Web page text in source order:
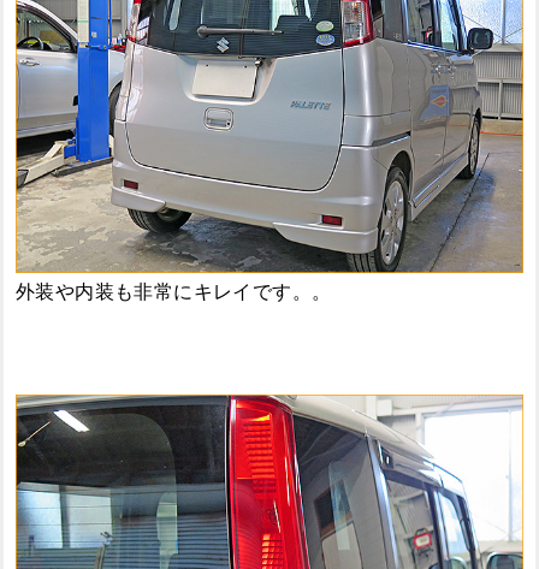
外装や内装も非常にキレイです。。